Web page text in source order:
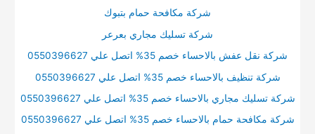
شركة مكافحة حمام بتبوك
شركة تسليك مجاري بعرعر
شركة نقل عفش بالاحساء خصم 35% اتصل علي 0550396627
شركة تنظيف بالاحساء خصم 35% اتصل علي 0550396627
شركة تسليك مجاري بالاحساء خصم 35% اتصل علي 0550396627
شركة مكافحة حمام بالاحساء خصم 35% اتصل علي 0550396627